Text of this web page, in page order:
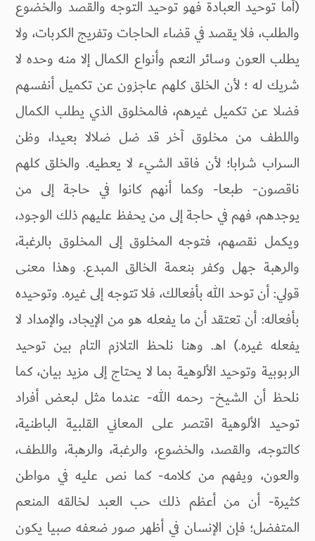
(أما توحيد العبادة فهو توحيد التوجه والقصد والخضوع
والطلب، فلا يقصد في قضاء الحاجات وتفريج الكربات، ولا
يطلب العون وسائر النعم وأنواع الكمال إلا منه وحده لا
شريك له ؛ لأن الخلق كلهم عاجزون عن تكميل أنفسهم
فضلا عن تكميل غيرهم، فالمخلوق الذي يطلب الكمال
واللطف من مخلوق آخر قد ضل ضلالا بعيدا، وظن
السراب شرابا؛ لأن فاقد الشيء لا يعطيه. والخلق كلهم
ناقصون- طبعا- وكما أنهم كانوا في حاجة إلى من
يوجدهم، فهم في حاجة إلى من يحفظ عليهم ذلك الوجود،
ويكمل نقصهم، فتوجه المخلوق إلى المخلوق بالرغبة،
والرهبة جهل وكفر بنعمة الخالق المبدع. وهذا معنى
قولي: أن توحد الله بأفعالك، فلا تتوجه إلى غيره. وتوحيده
بأفعاله: أن تعتقد أن ما يفعله هو من الإيجاد، والإمداد لا
يفعله غيره.) اهـ. وهنا نلحظ التلازم التام بين توحيد
الربوبية وتوحيد الألوهية بما لا يحتاج إلى مزيد بيان، كما
نلحظ أن الشيخ- رحمه الله- عندما مثل لبعض أفراد
توحيد الألوهية اقتصر على المعاني القلبية الباطنية،
كالتوجه، والقصد، والخضوع، والرغبة، والرهبة، واللطف،
والعون، ويفهم من كلامه- كما نص عليه في مواطن
كثيرة- أن من أعظم ذلك حب العبد لخالقه المنعم
المتفضل؛ فإن الإنسان في أظهر صور ضعفه صبيا يكون